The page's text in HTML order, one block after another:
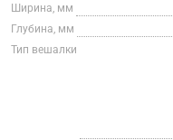
Ширина, мм
Глубина, мм
Тип вешалки